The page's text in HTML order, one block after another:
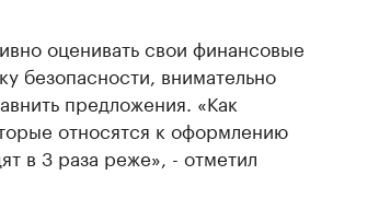
оценивать свои финансовые
безопасности, внимательно
предложения. «Как
относятся к оформлению
в 3 раза реже», - отметил